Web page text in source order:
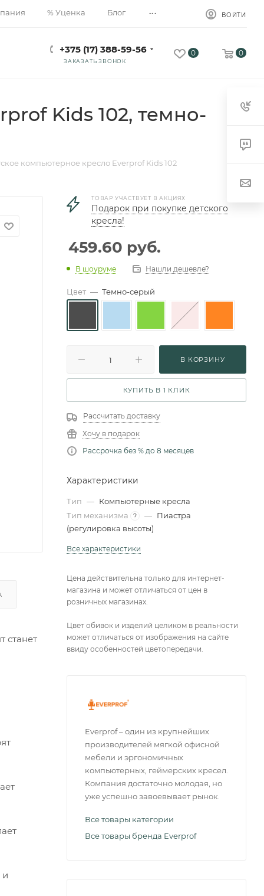
% Уценка Блог ... ВОЙТИ
+375 (17) 388-59-56
ЗАКАЗАТЬ ЗВОНОК
0 0
Kids 102, темно-
компьютерное кресло Everprof Kids 102
станет
и
ТОВАР УЧАСТВУЕТ В АКЦИЯХ
Подарок при покупке детского
кресла!
459.60 руб.
В шоуруме Нашли дешевле?
Цвет — Темно-серый
В КОРЗИНУ
КУПИТЬ В 1 КЛИК
Рассчитать доставку
Хочу в подарок
Рассрочка без % до 8 месяцев
Характеристики
Тип — Компьютерные кресла
Тип механизма
? — Пиастра
(регулировка высоты)
Все характеристики
Цена действительна только для интернет-
магазина и может отличаться от цен в
розничных магазинах.
Цвет обивок и изделий целиком в реальности
может отличаться от изображения на сайте
ввиду особенностей цветопередачи.
Everprof – один из крупнейших
производителей мягкой офисной
мебели и эргономичных
компьютерных, геймерских кресел.
Компания достаточно молодая, но
уже успешно завоевывает рынок.
Все товары категории
Все товары бренда Everprof